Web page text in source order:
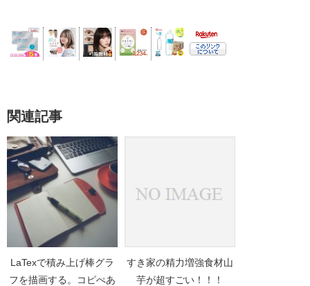
関連記事
LaTexで積み上げ棒グラ
フを描画する。コピぺあ
すき家の精力増強食材山
芋が超すごい！！！